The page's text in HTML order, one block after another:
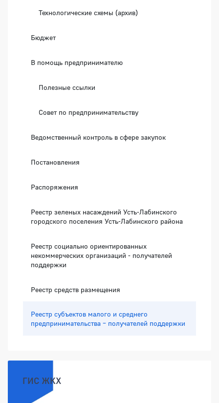
Технологические схемы (архив)
Бюджет
В помощь предпринимателю
Полезные ссылки
Совет по предпринимательству
Ведомственный контроль в сфере закупок
Постановления
Распоряжения
Реестр зеленых насаждений Усть-Лабинского
городского поселения Усть-Лабинского района
Реестр социально ориентированных
некоммерческих организаций - получателей
поддержки
Реестр средств размещения
Реестр субъектов малого и среднего
предпринимательства – получателей поддержки
ГИС ЖКХ